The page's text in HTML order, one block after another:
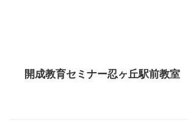
開成教育セミナー忍ヶ丘駅前教室